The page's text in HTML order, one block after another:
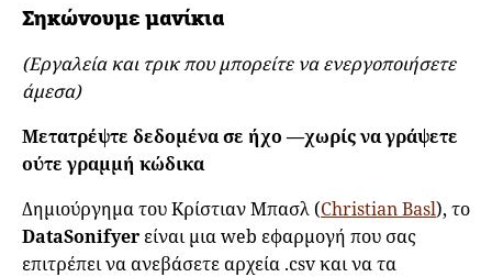
Σηκώνουμε μανίκια
(Εργαλεία και τρικ που μπορείτε να ενεργοποιήσετε
άμεσα)
Μετατρέψτε δεδομένα σε ήχο —χωρίς να γράψετε
ούτε γραμμή κώδικα
Δημιούργημα του Κρίστιαν Μπασλ (Christian Basl), το
DataSonifyer είναι μια web εφαρμογή που σας
επιτρέπει να ανεβάσετε αρχεία .csv και να τα